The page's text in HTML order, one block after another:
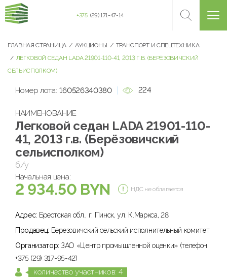
+375 (29) 171-47-14
ГЛАВНАЯ СТРАНИЦА АУКЦИОНЫ
ТРАНСПОРТ И СПЕЦТЕХНИКА
ЛЕГКОВОЙ СЕДАН LADA 21901-110-41, 2013 Г.В. (БЕРЁЗОВИЧСКИЙ
СЕЛЬИСПОЛКОМ)
Номер лота: 160526340380 224
НАИМЕНОВАНИЕ
Легковой седан LADA 21901-110-
41, 2013 г.в. (Берёзовичский
сельисполком)
б/у
Начальная цена:
2 934.50 BYN НДС не облагается
Адрес: Брестская обл., г. Пинск, ул. К.Маркса, 28.
Продавец: Березовичский сельский исполнительный комитет
Организатор: ЗАО «Центр промышленной оценки» (телефон
+375 (29) 317-95-42)
количество участников: 4